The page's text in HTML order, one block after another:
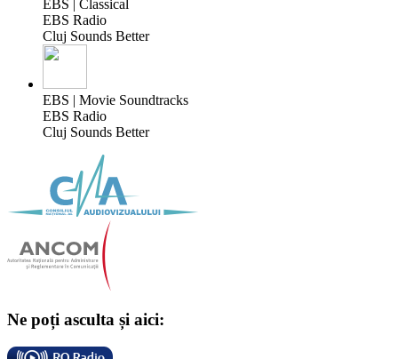
EBS | Classical
EBS Radio
Cluj Sounds Better
EBS | Movie Soundtracks
EBS Radio
Cluj Sounds Better
Ne poți asculta și aici: